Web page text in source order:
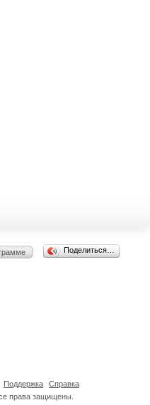
Поделиться…
права защищены.
Поддержка Справка